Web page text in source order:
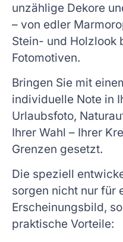
unzählige Dekore
– von edler
Stein- und Holzlook
Fotomotiven.
Bringen Sie mit
individuelle Note in
Urlaubsfoto,
Ihrer Wahl – Ihrer
Grenzen gesetzt.
Die speziell
sorgen nicht nur für
Erscheinungsbild,
praktische Vorteile: